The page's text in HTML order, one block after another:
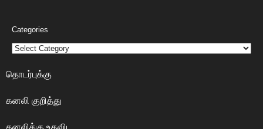
Categories
தொடர்புக்கு
கனலி குறித்து